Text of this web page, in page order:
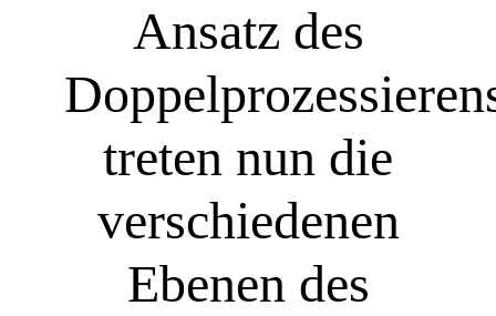
Ansatz des
treten nun die
verschiedenen
Ebenen des